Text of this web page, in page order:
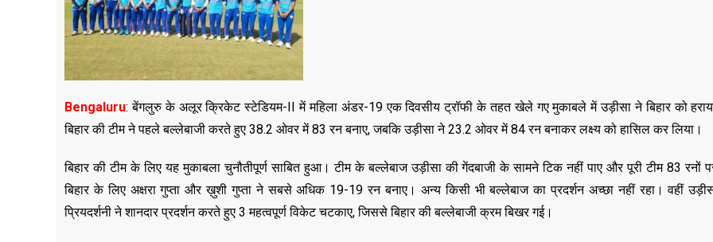
Bengaluru: बेंगलुरु के अलूर क्रिकेट स्टेडियम-II में महिला अंडर-19 एक दिवसीय ट्रॉफी के तहत खेले गए मुकाबले में उड़ीसा ने बिहार को
बिहार की टीम ने पहले बल्लेबाजी करते हुए 38.2 ओवर में 83 रन बनाए, जबकि उड़ीसा ने 23.2 ओवर में 84 रन बनाकर लक्ष्य को हासिल कर लिया।
बिहार की टीम के लिए यह मुकाबला चुनौतीपूर्ण साबित हुआ। टीम के बल्लेबाज उड़ीसा की गेंदबाजी के सामने टिक नहीं पाए और पूरी टीम 83 रनों
बिहार के लिए अक्षरा गुप्ता और ख़ुशी गुप्ता ने सबसे अधिक 19-19 रन बनाए। अन्य किसी भी बल्लेबाज का प्रदर्शन अच्छा नहीं रहा। वहीं
प्रियदर्शनी ने शानदार प्रदर्शन करते हुए 3 महत्वपूर्ण विकेट चटकाए, जिससे बिहार की बल्लेबाजी क्रम बिखर गई।